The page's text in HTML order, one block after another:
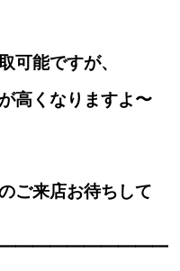
可能ですが、
高くなりますよ〜
ご来店お待ちして